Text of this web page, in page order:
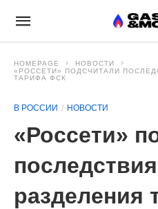
HOMEPAGE
НОВОСТИ
«РОССЕТИ» ПОДСЧИТАЛИ
ТАРИФА ФСК
В РОССИИ НОВОСТИ
«Россети»